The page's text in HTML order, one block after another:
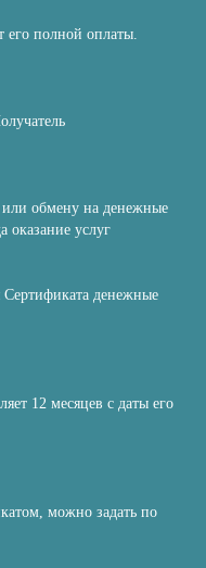
его полной оплаты.
или обмену на денежные
оказание услуг
Сертификата денежные
12 месяцев с даты его
можно задать по